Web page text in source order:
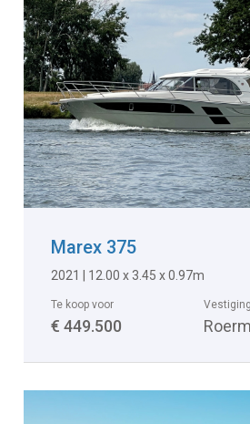
Marex 375
2021 | 12.00 x 3.45 x 0.97m
Te koop voor
€ 449.500
Vestiging